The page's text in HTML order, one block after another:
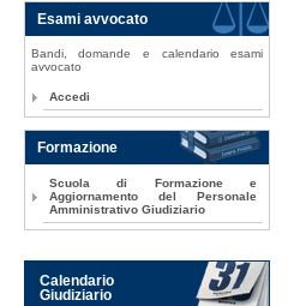
Esami avvocato
Bandi, domande e calendario esami
avvocato
Accedi
Formazione
Scuola di Formazione e
Aggiornamento del Personale
Amministrativo Giudiziario
Calendario
Giudiziario